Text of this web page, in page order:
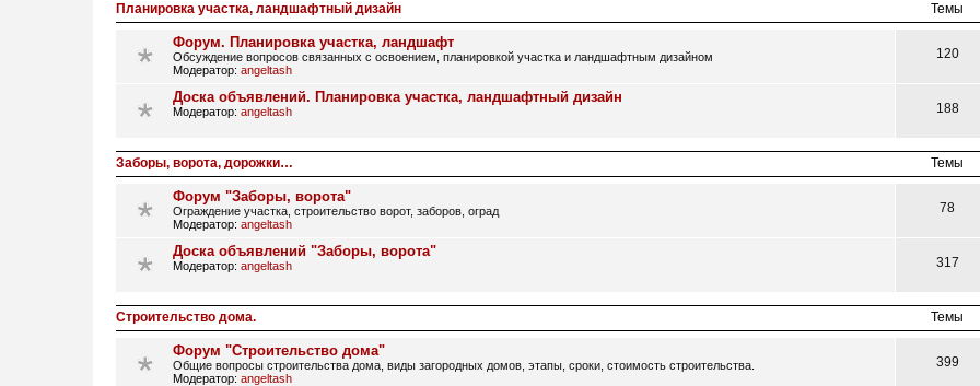
Планировка участка, ландшафтный дизайн Темы
Форум. Планировка участка, ландшафт
Обсуждение вопросов связанных с освоением, планировкой участка и ландшафтным дизайном
Модератор: angeltash
120
Доска объявлений. Планировка участка, ландшафтный дизайн
Модератор: angeltash 188
Заборы, ворота, дорожки… Темы
Форум "Заборы, ворота"
Ограждение участка, строительство ворот, заборов, оград
Модератор: angeltash
78
Доска объявлений "Заборы, ворота"
Модератор: angeltash 317
Строительство дома. Темы
Форум "Строительство дома"
Общие вопросы строительства дома, виды загородных домов, этапы, сроки, стоимость строительства.
Модератор: angeltash
399